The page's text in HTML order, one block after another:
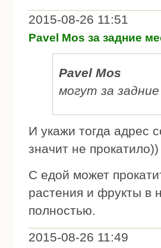
2015-08-26 11:51
Pavel Mos за задние
Pavel Mos
могут за
И укажи тогда адрес
значит не прокатило))
C едой может
растения и фрукты в
полностью.
2015-08-26 11:49